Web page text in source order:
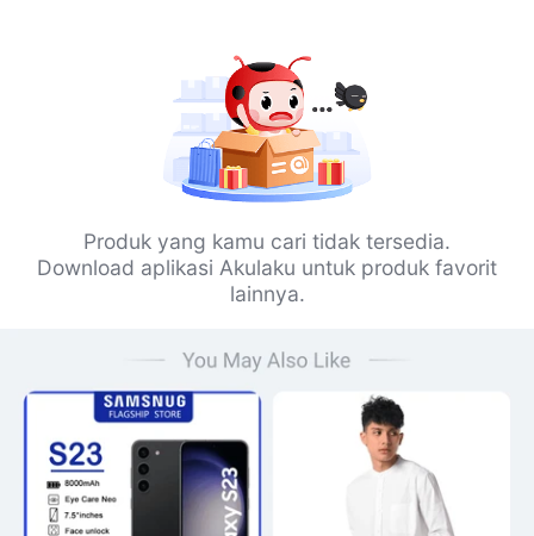
Produk yang kamu cari tidak tersedia.
Download aplikasi Akulaku untuk produk favorit
lainnya.